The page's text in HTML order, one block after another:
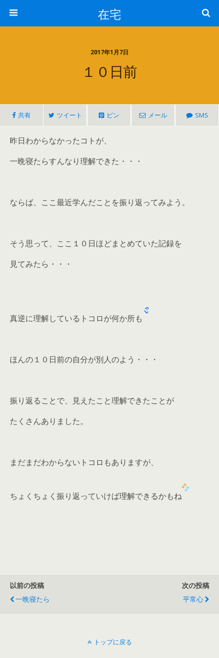
在宅
2017年1月7日
１０日前
共有 ツイート ピン メール SMS
昨日わからなかったコトが、
一晩寝たらすんなり理解できた・・・
ならば、ここ最近学んだことを振り返ってみよう。
そう思って、ここ１０日ほどまとめていた記録を
見てみたら・・・
真逆に理解しているトコロが何か所も
ほんの１０日前の自分が別人のよう・・・
振り返ることで、見えたこと理解できたことが
たくさんありました。
まだまだわからないトコロもありますが、
ちょくちょく振り返っていけば理解できるかもね
以前の投稿
一晩寝たら
次の投稿
平常心
トップに戻る